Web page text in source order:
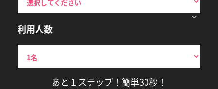
利用人数
あと１ステップ！簡単30秒！